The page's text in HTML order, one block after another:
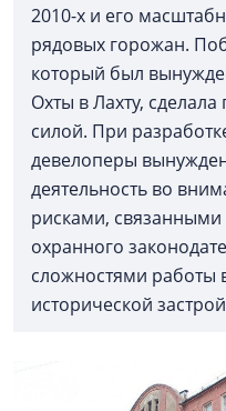
2010-х и его
рядовых горожан.
который был
Охты в Лахту,
силой. При
девелоперы
деятельность во
рисками,
охранного
сложностями работы
исторической